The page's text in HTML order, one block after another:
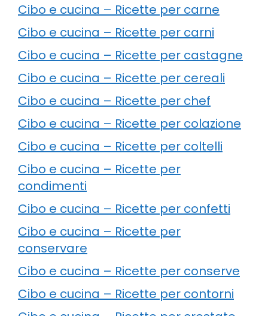
Cibo e cucina – Ricette per carne
Cibo e cucina – Ricette per carni
Cibo e cucina – Ricette per castagne
Cibo e cucina – Ricette per cereali
Cibo e cucina – Ricette per chef
Cibo e cucina – Ricette per colazione
Cibo e cucina – Ricette per coltelli
Cibo e cucina – Ricette per
condimenti
Cibo e cucina – Ricette per confetti
Cibo e cucina – Ricette per
conservare
Cibo e cucina – Ricette per conserve
Cibo e cucina – Ricette per contorni